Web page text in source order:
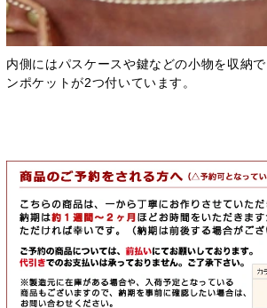
内側にはパスケースや鍵などの小物を収納
ンポケットが2つ付いています。